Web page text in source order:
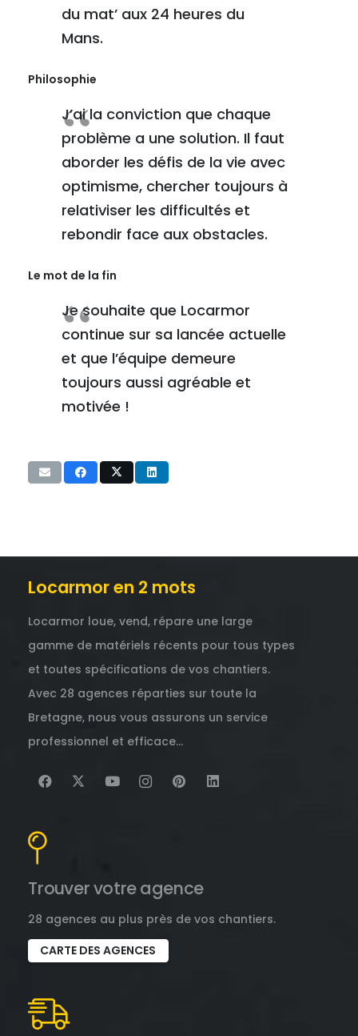
du mat’ aux 24 heures du
Mans.
Philosophie
J’ai la conviction que chaque
problème a une solution. Il faut
aborder les défis de la vie avec
optimisme, chercher toujours à
relativiser les difficultés et
rebondir face aux obstacles.
Le mot de la fin
Je souhaite que Locarmor
continue sur sa lancée actuelle
et que l’équipe demeure
toujours aussi agréable et
motivée !
Locarmor en 2 mots
Locarmor loue, vend, répare une large
gamme de matériels récents pour tous types
et toutes spécifications de vos chantiers.
Avec 28 agences réparties sur toute la
Bretagne, nous vous assurons un service
professionnel et efficace…
Trouver votre agence
28 agences au plus près de vos chantiers.
CARTE DES AGENCES